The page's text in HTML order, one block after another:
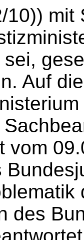
10))
Auf
vom
des